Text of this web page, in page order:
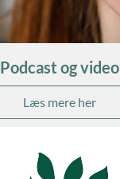
Podcast og video
Læs mere her